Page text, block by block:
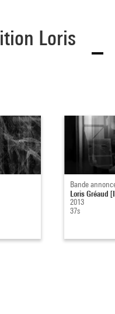
Loris
Bande
Loris Gréaud
2013
37s